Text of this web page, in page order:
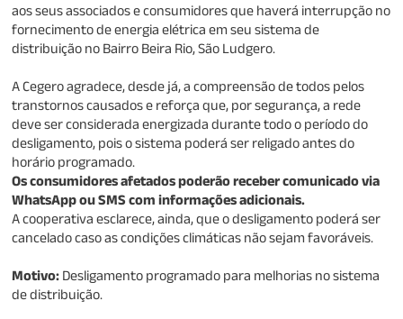
aos seus associados e consumidores que haverá interrupção no
fornecimento de energia elétrica em seu sistema de
distribuição no Bairro Beira Rio, São Ludgero.
A Cegero agradece, desde já, a compreensão de todos pelos
transtornos causados e reforça que, por segurança, a rede
deve ser considerada energizada durante todo o período do
desligamento, pois o sistema poderá ser religado antes do
horário programado.
Os consumidores afetados poderão receber comunicado via
WhatsApp ou SMS com informações adicionais.
A cooperativa esclarece, ainda, que o desligamento poderá ser
cancelado caso as condições climáticas não sejam favoráveis.
Motivo: Desligamento programado para melhorias no sistema
de distribuição.